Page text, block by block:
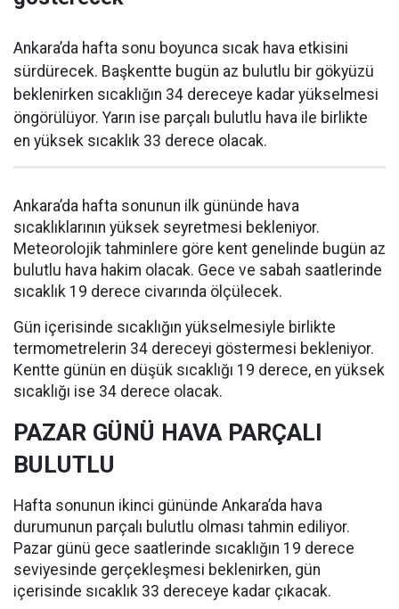
Ankara’da hafta sonu boyunca sıcak hava etkisini
sürdürecek. Başkentte bugün az bulutlu bir gökyüzü
beklenirken sıcaklığın 34 dereceye kadar yükselmesi
öngörülüyor. Yarın ise parçalı bulutlu hava ile birlikte
en yüksek sıcaklık 33 derece olacak.
Ankara’da hafta sonunun ilk gününde hava
sıcaklıklarının yüksek seyretmesi bekleniyor.
Meteorolojik tahminlere göre kent genelinde bugün az
bulutlu hava hakim olacak. Gece ve sabah saatlerinde
sıcaklık 19 derece civarında ölçülecek.
Gün içerisinde sıcaklığın yükselmesiyle birlikte
termometrelerin 34 dereceyi göstermesi bekleniyor.
Kentte günün en düşük sıcaklığı 19 derece, en yüksek
sıcaklığı ise 34 derece olacak.
PAZAR GÜNÜ HAVA PARÇALI
BULUTLU
Hafta sonunun ikinci gününde Ankara’da hava
durumunun parçalı bulutlu olması tahmin ediliyor.
Pazar günü gece saatlerinde sıcaklığın 19 derece
seviyesinde gerçekleşmesi beklenirken, gün
içerisinde sıcaklık 33 dereceye kadar çıkacak.